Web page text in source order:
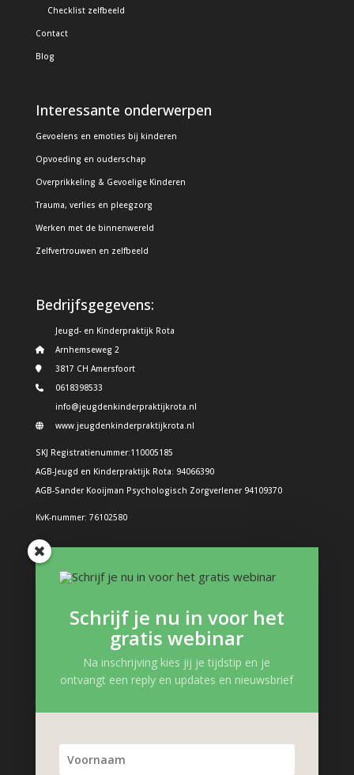
Checklist zelfbeeld
Contact
Blog
Interessante onderwerpen
Gevoelens en emoties bij kinderen
Opvoeding en ouderschap
Overprikkeling & Gevoelige Kinderen
Trauma, verlies en pleegzorg
Werken met de binnenwereld
Zelfvertrouwen en zelfbeeld
Bedrijfsgegevens:
Jeugd- en Kinderpraktijk Rota
Arnhemseweg 2
3817 CH Amersfoort
0618398533
info@jeugdenkinderpraktijkrota.nl
www.jeugdenkinderpraktijkrota.nl
SKJ Registratienummer:110005185
AGB-Jeugd en Kinderpraktijk Rota: 94066390
AGB-Sander Kooijman Psychologisch Zorgverlener 94109370
KvK-nummer: 76102580
Problemen bij kinderen
Structuur in de dag: Hoe doe je dat?
Boeken en interessante links
Gevoelens kind
Zelfvertrouwen kind
Trauma, verlies en pleegzorg
Schrijf je nu in voor het
gratis webinar
Na inschrijving kies jij je tijdstip en je
ontvangt een reply en updates en nieuwsbrief